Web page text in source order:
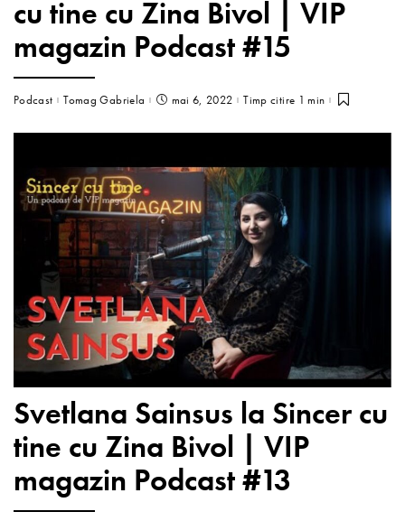
cu tine cu Zina Bivol | VIP
magazin Podcast #15
Podcast Tomag Gabriela mai 6, 2022 Timp citire 1 min
Svetlana Sainsus la Sincer cu
tine cu Zina Bivol | VIP
magazin Podcast #13